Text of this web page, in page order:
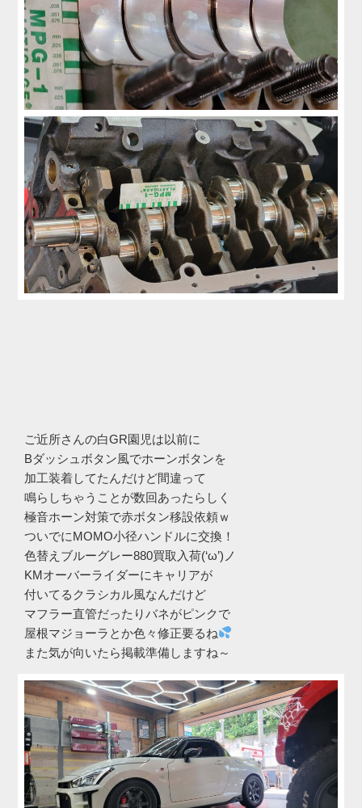
ご近所さんの白GR園児は以前に
Bダッシュボタン風でホーンボタンを
加工装着してたんだけど間違って
鳴らしちゃうことが数回あったらしく
極音ホーン対策で赤ボタン移設依頼ｗ
ついでにMOMO小径ハンドルに交換！
色替えブルーグレー880買取入荷(‘ω’)ノ
KMオーバーライダーにキャリアが
付いてるクラシカル風なんだけど
マフラー直管だったりバネがピンクで
屋根マジョーラとか色々修正要るね
また気が向いたら掲載準備しますね～